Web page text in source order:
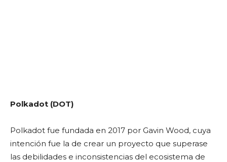
Polkadot (DOT)
Polkadot fue fundada en 2017 por Gavin Wood, cuya
intención fue la de crear un proyecto que superase
las debilidades e inconsistencias del ecosistema de